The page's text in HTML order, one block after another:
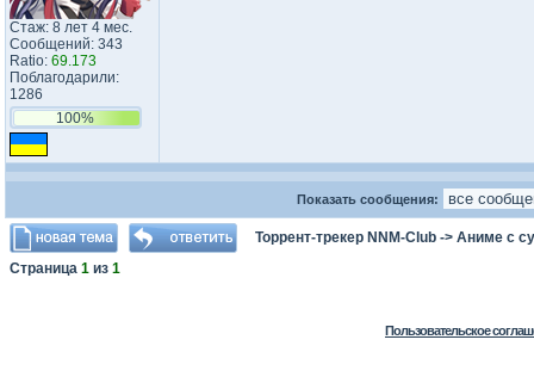
Стаж: 8 лет 4 мес.
Сообщений: 343
Ratio: 69.173
Поблагодарили:
1286
100%
Показать сообщения:
Торрент-трекер NNM-Club -> Аниме с
Страница 1 из 1
Пользовательское